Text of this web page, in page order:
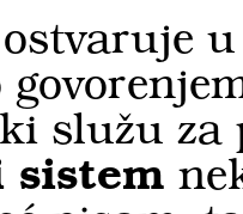
služu za
sistem